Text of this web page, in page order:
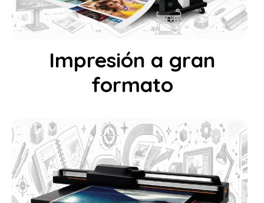
Impresión a gran
formato